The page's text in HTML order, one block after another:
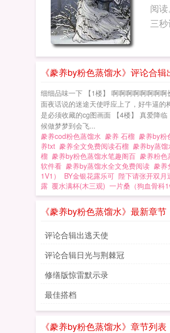
阅读。
《豢养by粉色蒸馏水》评论合
细细品味一下 【1楼】 啊啊啊啊啊啊啊
面夜话说的迷途天使呼应上了，好牛逼
是必须收藏的cg图画面 【4楼】 真爱降
候做梦梦到会飞...
豢养cod粉色蒸馏水 豢养 石榴 豢养by粉
养txt 豢养全文免费阅读石榴 豢养by蒸
榴 豢养by粉色蒸馏水笔趣阁百 豢养粉
软件看 豢养by蒸馏水全文免费阅读 豢养
1V1）
BY金银花露乐可 陛下请张开双月
露 覆水满杯(木三观) 一片桑（狗血骨科
《豢养by粉色蒸馏水》最新章节
评论合辑出逃天使
评论合辑日光与荆棘冠
修缮版惊雷默示录
最佳搭档
《豢养by粉色蒸馏水》章节列表